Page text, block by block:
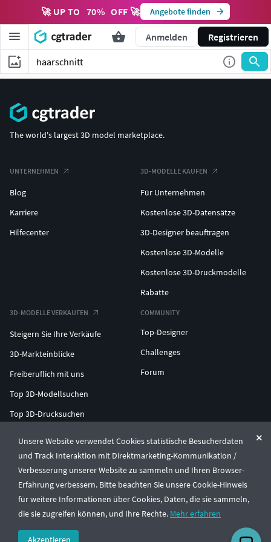
🚀 UP TO 70% OFF 🚀 Angebote finden
Anmelden Registrieren
Unsere Website verwendet Cookies statistische Besucherdaten
und Track Interaktion mit Direktmarketing-Kommunikation /
Verbesserung unserer Website zu sammeln und Ihren Browser-
Erfahrung verbessern. Bitte beachten Sie unsere Cookie-Hinweis
für weitere Informationen über Cookies, Daten, die sie sammeln,
die sie zugreifen können, und Ihre Rechte. Mehr erfahren
Akzeptieren
The world's largest 3D model marketplace.
UNTERNEHMEN
Blog
Karriere
Hilfecenter
3D-MODELLE KAUFEN
Für Unternehmen
Kostenlose 3D-Datensätze
3D-Designer beauftragen
Kostenlose 3D-Modelle
Kostenlose 3D-Druckmodelle
Rabatte
3D-MODELLE VERKAUFEN
Steigern Sie Ihre Verkäufe
3D-Markteinblicke
Freiberuflich mit uns
Top 3D-Modellsuchen
Top 3D-Drucksuchen
COMMUNITY
Top-Designer
Challenges
Forum
ENTERPRISE 3D AT SCALE
© CGTrader 2011-2026
UAB CGTrader, Antakalnio st. 17, Vilnius, Lithuania
Allgemeine GeschäftsbedingungenDatenschutz🇩🇪 Deutsch